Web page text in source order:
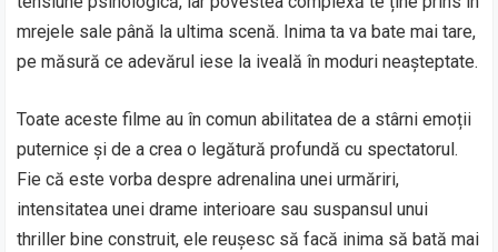
mrejele sale până la ultima scenă. Inima ta va bate mai tare,
pe măsură ce adevărul iese la iveală în moduri neașteptate.
Toate aceste filme au în comun abilitatea de a stârni emoții
puternice și de a crea o legătură profundă cu spectatorul.
Fie că este vorba despre adrenalina unei urmăriri,
intensitatea unei drame interioare sau suspansul unui
thriller bine construit, ele reușesc să facă inima să bată mai